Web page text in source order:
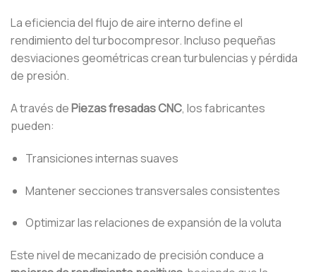
La eficiencia del flujo de aire interno define el
rendimiento del turbocompresor. Incluso pequeñas
desviaciones geométricas crean turbulencias y pérdida
de presión.
A través dePiezas fresadas CNC, los fabricantes
pueden:
Transiciones internas suaves
Mantener secciones transversales consistentes
Optimizar las relaciones de expansión de la voluta
Este nivel de mecanizado de precisión conduce a